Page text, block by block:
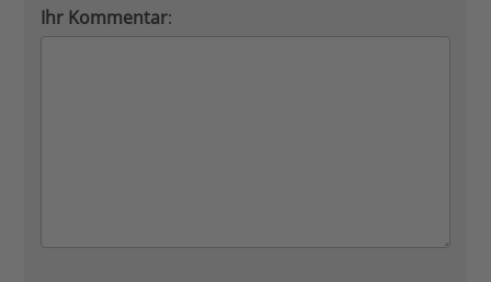
Ihr Kommentar: